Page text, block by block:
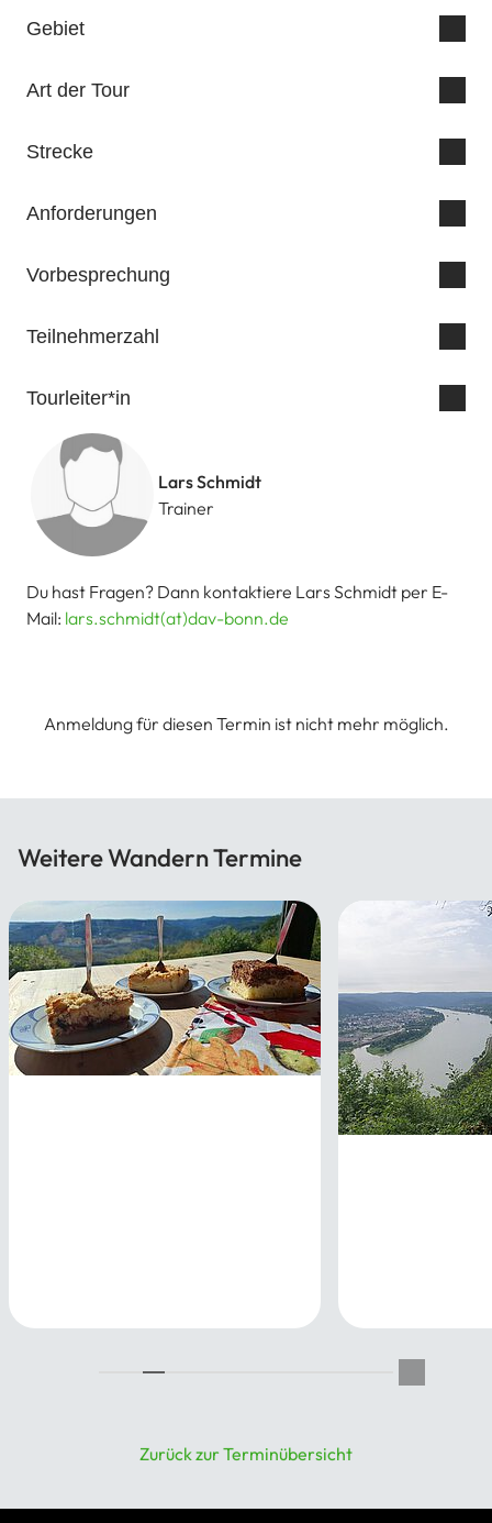
Gebiet
Art der Tour
Strecke
Anforderungen
Vorbesprechung
Teilnehmerzahl
Tourleiter*in
Lars Schmidt
Trainer
Du hast Fragen? Dann kontaktiere Lars Schmidt per E-
Mail: lars.schmidt(at)dav-bonn.de
Anmeldung für diesen Termin ist nicht mehr möglich.
Weitere Wandern Termine
Zurück zur Terminübersicht